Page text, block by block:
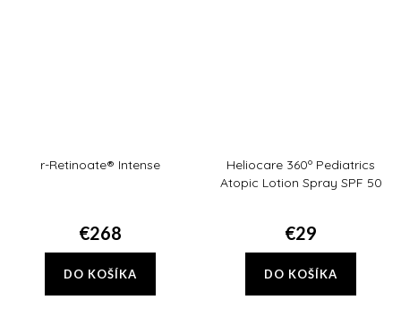
r-Retinoate® Intense
€268
DO KOŠÍKA
Heliocare 360º Pediatrics
Atopic Lotion Spray SPF 50
€29
DO KOŠÍKA